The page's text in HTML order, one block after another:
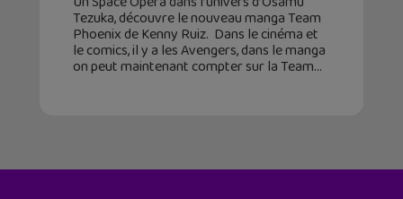
Tezuka, découvre le nouveau manga Team
Phoenix de Kenny Ruiz. Dans le cinéma et
le comics, il y a les Avengers, dans le manga
on peut maintenant compter sur la Team